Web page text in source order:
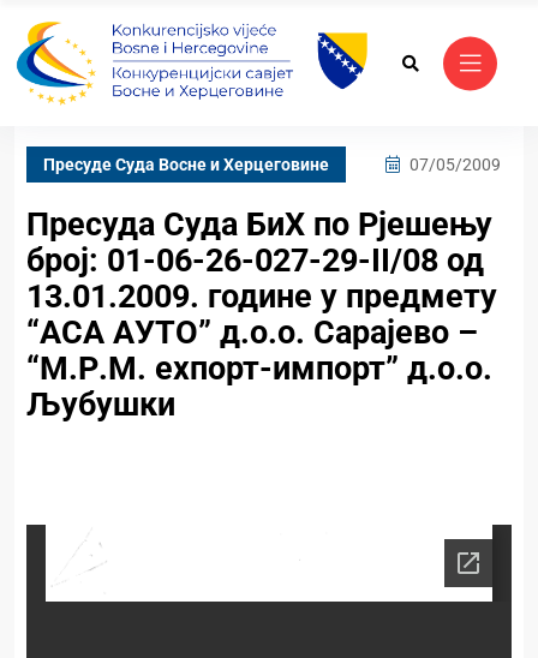
Пресуде Суда Bосне и Херцеговине 07/05/2009
Пресуда Суда БиХ по Рјешењу
број: 01-06-26-027-29-II/08 од
13.01.2009. године у предмету
“АСА АУТО” д.о.о. Сарајево –
“М.Р.М. еxпорт-импорт” д.о.о.
Љубушки